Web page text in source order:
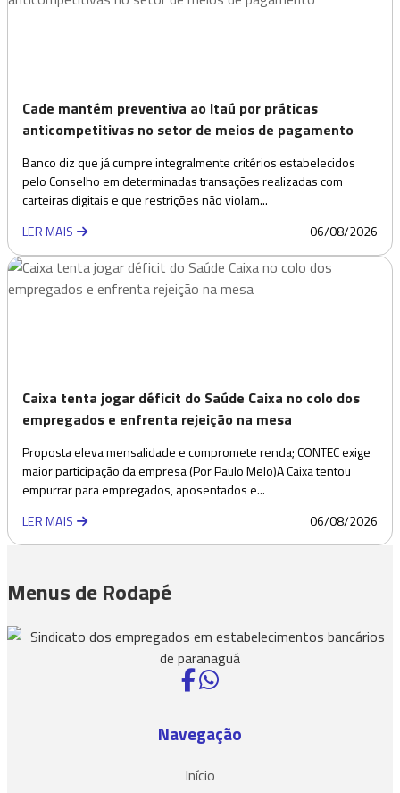
Cade mantém preventiva ao Itaú por práticas
anticompetitivas no setor de meios de pagamento
Banco diz que já cumpre integralmente critérios estabelecidos
pelo Conselho em determinadas transações realizadas com
carteiras digitais e que restrições não violam...
LER MAIS
06/08/2026
Caixa tenta jogar déficit do Saúde Caixa no colo dos
empregados e enfrenta rejeição na mesa
Proposta eleva mensalidade e compromete renda; CONTEC exige
maior participação da empresa (Por Paulo Melo)A Caixa tentou
empurrar para empregados, aposentados e...
LER MAIS
06/08/2026
Menus de Rodapé
Navegação
Início